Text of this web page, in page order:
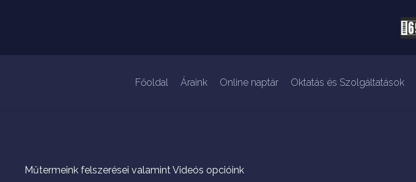
Főoldal Áraink Online naptár Oktatás és Szolgáltatások
Műtermeink felszerései valamint Videós opcióink